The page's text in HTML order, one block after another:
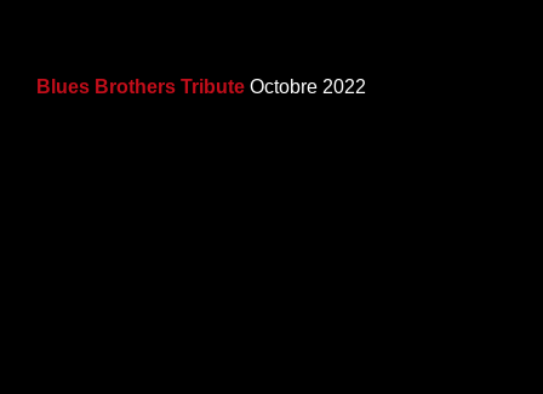
Blues Brothers Tribute Octobre 2022